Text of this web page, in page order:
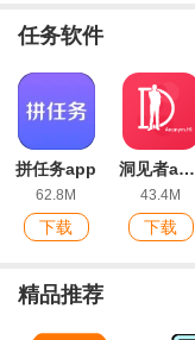
任务软件
拼任务app
62.8M
下载
洞见者app最新版
43.4M
下载
精品推荐